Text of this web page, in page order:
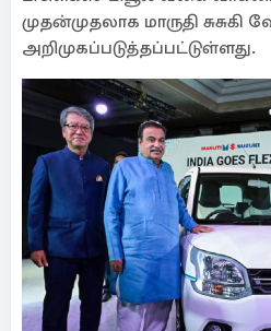
முதன்முதலாக மாருதி
அறிமுகப்படுத்தப்பட்​டுள்​ளது.